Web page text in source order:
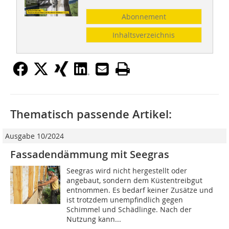
Abonnement
Inhaltsverzeichnis
Thematisch passende Artikel:
Ausgabe 10/2024
Fassadendämmung mit Seegras
Seegras wird nicht hergestellt oder
angebaut, sondern dem Küstentreibgut
entnommen. Es bedarf keiner Zusätze und
ist trotzdem unempfindlich gegen
Schimmel und Schädlinge. Nach der
Nutzung kann...